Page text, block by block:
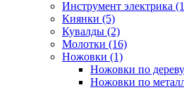
Инструмент электрика
Киянки (5)
Кувалды (2)
Молотки (16)
Ножовки (1)
Ножовки по
Ножовки по